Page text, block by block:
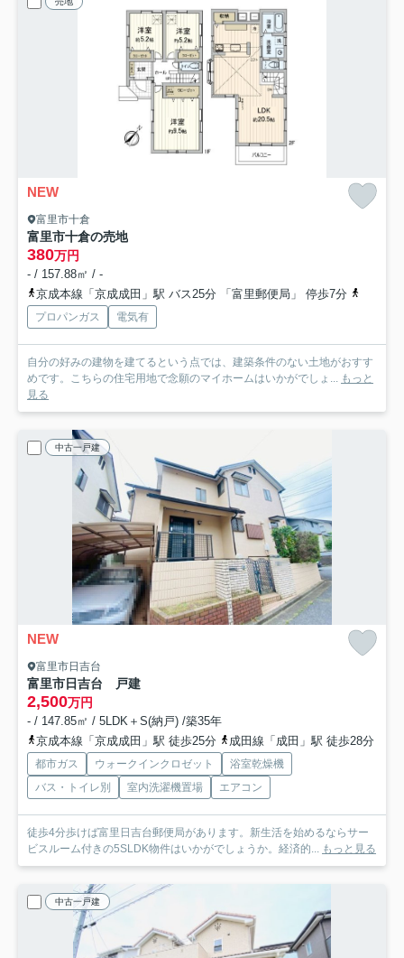
NEW
富里市十倉
富里市十倉の売地
380万円
- / 157.88㎡ / -
京成本線「京成成田」駅 バス25分 「富里郵便局」 停歩7分
プロパンガス 電気有
自分の好みの建物を建てるという点では、建築条件のない土地がおすす
めです。こちらの住宅用地で念願のマイホームはいかがでしょ... もっと
見る
中古一戸建
NEW
富里市日吉台
富里市日吉台 戸建
2,500万円
- / 147.85㎡ / 5LDK＋S(納戸) /築35年
京成本線「京成成田」駅 徒歩25分
成田線「成田」駅 徒歩28分
都市ガス ウォークインクロゼット
浴室乾燥機
バス・トイレ別
室内洗濯機置場 エアコン
徒歩4分歩けば富里日吉台郵便局があります。新生活を始めるならサー
ビスルーム付きの5SLDK物件はいかがでしょうか。経済的...
もっと見る
中古一戸建